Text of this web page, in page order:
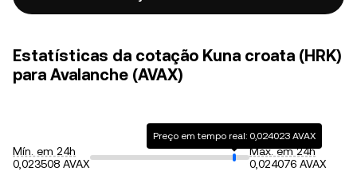
Estatísticas da cotação Kuna croata (HRK)
para Avalanche (AVAX)
Mín. em 24h
0,023508 AVAX
Preço em tempo real: 0,024023 AVAX
Máx. em 24h
0,024076 AVAX